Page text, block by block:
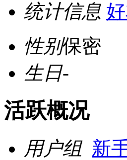
统计信息
性别保密
生日-
活跃概况
用户组 新